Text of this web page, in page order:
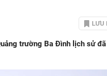
LƯU
trường Ba Đình lịch sử